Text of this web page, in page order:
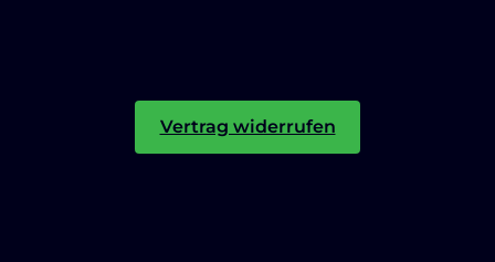
Vertrag widerrufen